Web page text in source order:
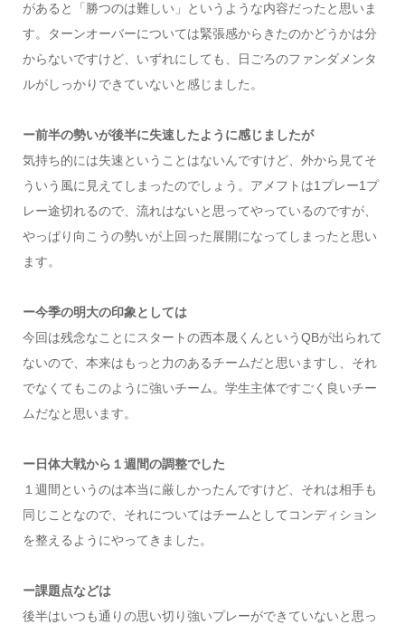
があると「勝つのは難しい」というような内容だったと思いま
す。ターンオーバーについては緊張感からきたのかどうかは分
からないですけど、いずれにしても、日ごろのファンダメンタ
ルがしっかりできていないと感じました。
ー前半の勢いが後半に失速したように感じましたが
気持ち的には失速ということはないんですけど、外から見てそ
ういう風に見えてしまったのでしょう。アメフトは1プレー1プ
レー途切れるので、流れはないと思ってやっているのですが、
やっぱり向こうの勢いが上回った展開になってしまったと思い
ます。
ー今季の明大の印象としては
今回は残念なことにスタートの西本晟くんというQBが出られて
ないので、本来はもっと力のあるチームだと思いますし、それ
でなくてもこのように強いチーム。学生主体ですごく良いチー
ムだなと思います。
ー日体大戦から１週間の調整でした
１週間というのは本当に厳しかったんですけど、それは相手も
同じことなので、それについてはチームとしてコンディション
を整えるようにやってきました。
ー課題点などは
後半はいつも通りの思い切り強いプレーができていないと思っ